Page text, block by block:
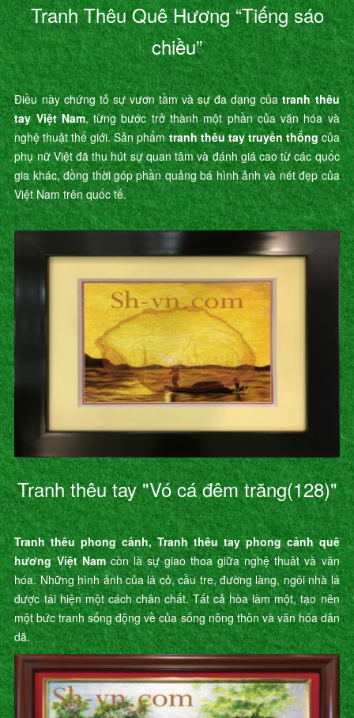
Tranh Thêu Quê Hương “Tiếng sáo
chiều”
Điều này chứng tỏ sự vươn tầm và sự đa dạng củatranh thêu
tay Việt Nam, từng bước trở thành một phần của văn hóa và
nghệ thuật thế giới. Sản phẩmtranh thêu tay truyền thốngcủa
phụ nữ Việt đã thu hút sự quan tâm và đánh giá cao từ các quốc
gia khác, đồng thời góp phần quảng bá hình ảnh và nét đẹp của
Việt Nam trên quốc tế.
Tranh thêu tay "Vó cá đêm trăng(128)"
Tranh thêu phong cảnh, Tranh thêu tay phong cảnh quê
hương Việt Namcòn là sự giao thoa giữa nghệ thuât và văn
hóa. Những hình ảnh của lá cỏ, cầu tre, đường làng, ngôi nhà lá
được tái hiện một cách chân chất. Tất cả hòa làm một, tạo nên
một bức tranh sống động về của sống nông thôn và văn hóa dân
dã.